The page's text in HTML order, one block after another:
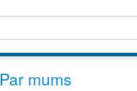
Par mums